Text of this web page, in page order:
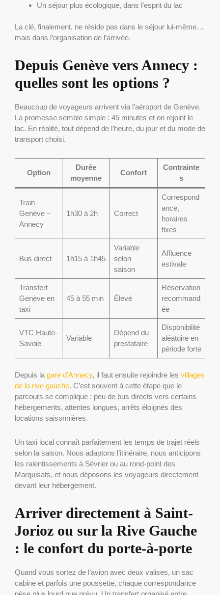
Un séjour plus écologique, dans l’esprit du lac
La clé, finalement, ne réside pas dans le séjour lui-même…
mais dans l’organisation de l’arrivée.
Depuis Genève vers Annecy :
quelles sont les options ?
Beaucoup de voyageurs arrivent via l’aéroport de Genève.
La promesse semble simple : 45 minutes et on rejoint le
lac. En réalité, tout dépend de l’heure, du jour et du mode de
transport choisi.
Option
Durée
moyenne
Confort
Contrainte
s
Train
Genève –
Annecy
1h30 à 2h Correct
Correspond
ance,
horaires
fixes
Bus direct 1h15 à 1h45
Variable
selon
saison
Affluence
estivale
Transfert
Genève en
taxi
45 à 55 min Élevé
Réservation
recommand
ée
VTC Haute-
Savoie
Variable
Dépend du
prestataire
Disponibilité
aléatoire en
période forte
Depuis la gare d’Annecy, il faut ensuite rejoindre les villages
de la rive gauche. C’est souvent à cette étape que le
parcours se complique : peu de bus directs vers certains
hébergements, attentes longues, arrêts éloignés des
locations saisonnières.
Un taxi local connaît parfaitement les temps de trajet réels
selon la saison. Nous adaptons l’itinéraire, nous anticipons
les ralentissements à Sévrier ou au rond-point des
Marquisats, et nous déposons les voyageurs directement
devant leur hébergement.
Arriver directement à Saint-
Jorioz ou sur la Rive Gauche
: le confort du porte-à-porte
Quand vous sortez de l’avion avec deux valises, un sac
cabine et parfois une poussette, chaque correspondance